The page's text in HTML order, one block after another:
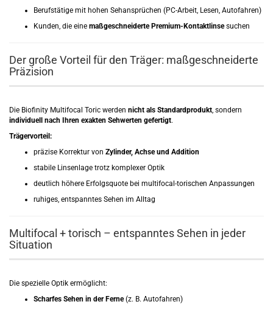
Berufstätige mit hohen Sehansprüchen (PC-Arbeit, Lesen, Autofahren)
Kunden, die eine maßgeschneiderte Premium-Kontaktlinsesuchen
Der große Vorteil für den Träger: maßgeschneiderte
Präzision
Die Biofinity Multifocal Toric werden nicht als Standardprodukt, sondern
individuell nach Ihren exakten Sehwerten gefertigt.
Trägervorteil:
präzise Korrektur von Zylinder, Achse und Addition
stabile Linsenlage trotz komplexer Optik
deutlich höhere Erfolgsquote bei multifocal-torischen Anpassungen
ruhiges, entspanntes Sehen im Alltag
Multifocal + torisch – entspanntes Sehen in jeder
Situation
Die spezielle Optik ermöglicht:
Scharfes Sehen in der Ferne(z. B. Autofahren)